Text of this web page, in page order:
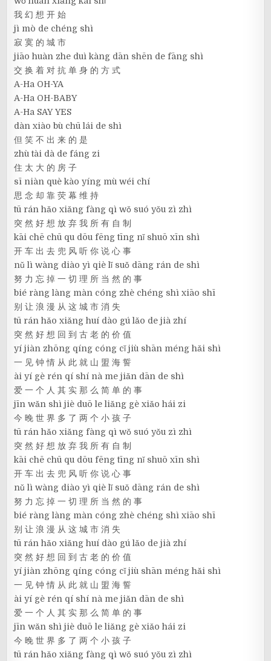
我 幻 想 开 始
jì mò de chéng shì
寂 寞 的 城 市
jiāo huàn zhe duì kàng dān shēn de fāng shì
交 换 着 对 抗 单 身 的 方 式
A-Ha OH-YA
A-Ha OH-BABY
A-Ha SAY YES
dàn xiào bù chū lái de shì
但 笑 不 出 来 的 是
zhù tài dà de fáng zi
住 太 大 的 房 子
sī niàn què kào yíng mù wéi chí
思 念 却 靠 荧 幕 维 持
tū rán hǎo xiǎng fàng qì wǒ suó yǒu zì zhì
突 然 好 想 放 弃 我 所 有 自 制
kāi chē chū qu dōu fēng tīng nǐ shuō xīn shì
开 车 出 去 兜 风 听 你 说 心 事
nǔ lì wàng diào yì qiè lǐ suǒ dāng rán de shì
努 力 忘 掉 一 切 理 所 当 然 的 事
bié ràng làng màn cóng zhè chéng shì xiāo shī
别 让 浪 漫 从 这 城 市 消 失
tū rán hǎo xiǎng huí dào gú lǎo de jià zhí
突 然 好 想 回 到 古 老 的 价 值
yí jiàn zhōng qíng cóng cǐ jiù shān méng hǎi shì
一 见 钟 情 从 此 就 山 盟 海 誓
ài yí gè rén qí shí nà me jiǎn dān de shì
爱 一 个 人 其 实 那 么 简 单 的 事
jīn wǎn shì jiè duō le liǎng gè xiǎo hái zi
今 晚 世 界 多 了 两 个 小 孩 子
tū rán hǎo xiǎng fàng qì wǒ suó yǒu zì zhì
突 然 好 想 放 弃 我 所 有 自 制
kāi chē chū qu dōu fēng tīng nǐ shuō xīn shì
开 车 出 去 兜 风 听 你 说 心 事
nǔ lì wàng diào yì qiè lǐ suǒ dāng rán de shì
努 力 忘 掉 一 切 理 所 当 然 的 事
bié ràng làng màn cóng zhè chéng shì xiāo shī
别 让 浪 漫 从 这 城 市 消 失
tū rán hǎo xiǎng huí dào gú lǎo de jià zhí
突 然 好 想 回 到 古 老 的 价 值
yí jiàn zhōng qíng cóng cǐ jiù shān méng hǎi shì
一 见 钟 情 从 此 就 山 盟 海 誓
ài yí gè rén qí shí nà me jiǎn dān de shì
爱 一 个 人 其 实 那 么 简 单 的 事
jīn wǎn shì jiè duō le liǎng gè xiǎo hái zi
今 晚 世 界 多 了 两 个 小 孩 子
tū rán hǎo xiǎng fàng qì wǒ suó yǒu zì zhì